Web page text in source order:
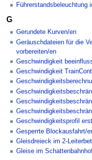
Führerstandsbeleuchtung
G
Gerundete Kurven/en
Geräuschdateien für die
vorbereiten/en
Geschwindigkeit
Geschwindigkeit
Geschwindigkeitsprofil
Gesperrte Blockausfahrt/
Gleisdreieck im 2-
Gleise im